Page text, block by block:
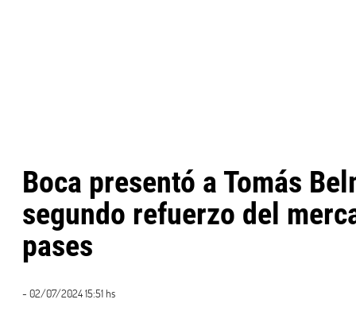
Boca presentó a Tomás
segundo refuerzo del
pases
- 02/07/2024 15:51 hs